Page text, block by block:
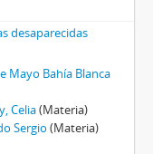
desaparecidas
Mayo Bahía Blanca
Celia(Materia)
Sergio (Materia)